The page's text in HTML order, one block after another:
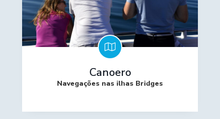
Canoero
Navegações nas ilhas Bridges